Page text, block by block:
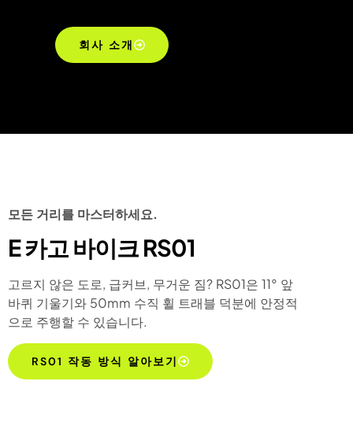
회사 소개
모든 거리를 마스터하세요.
E 카고 바이크 RS01
고르지 않은 도로, 급커브, 무거운 짐? RS01은 11° 앞
바퀴 기울기와 50mm 수직 휠 트래블 덕분에 안정적
으로 주행할 수 있습니다.
RS01 작동 방식 알아보기